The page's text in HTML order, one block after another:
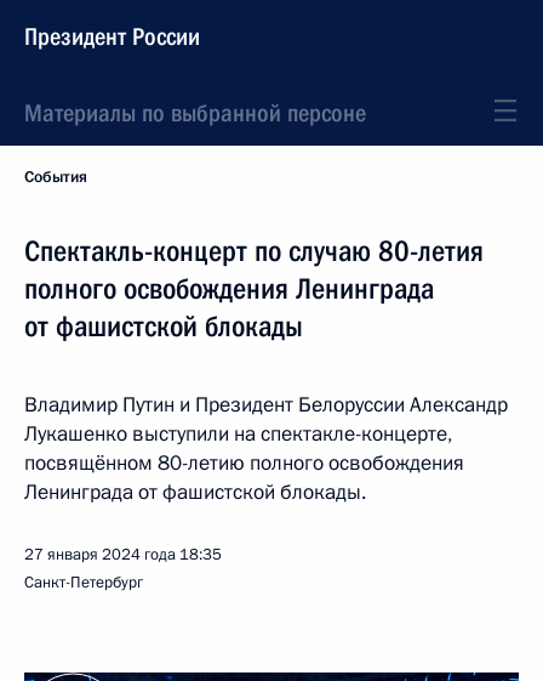
Президент России
Материалы по выбранной персоне
События
Спектакль-концерт по случаю 80-летия
полного освобождения Ленинграда
от фашистской блокады
Владимир Путин и Президент Белоруссии Александр
Лукашенко выступили на спектакле-концерте,
посвящённом 80-летию полного освобождения
Ленинграда от фашистской блокады.
27 января 2024 года 18:35
Санкт-Петербург